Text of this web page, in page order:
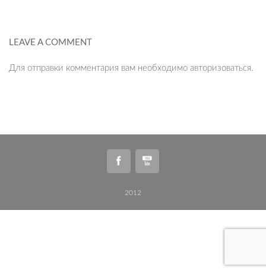
LEAVE A COMMENT
Для отправки комментария вам необходимо авторизоваться.
2012